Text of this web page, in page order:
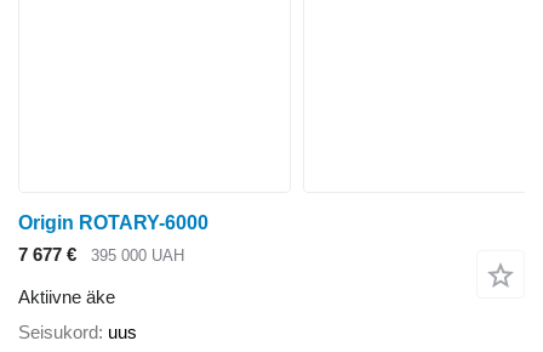
Origin ROTARY-6000
7 677 €
395 000 UAH
Aktiivne äke
Seisukord uus